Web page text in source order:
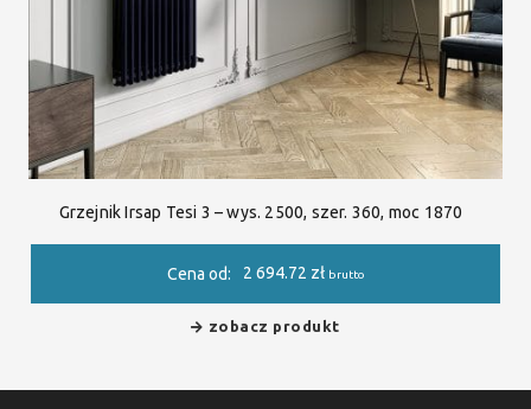
Grzejnik Irsap Tesi 3 – wys. 2500, szer. 360, moc 1870
Cena od: 2 694.72 zł brutto
zobacz produkt